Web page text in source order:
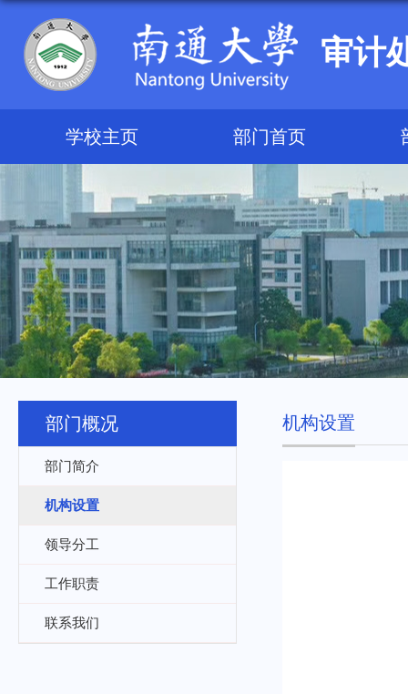
审计
学校主页 部门首页
部门概况
部门简介
机构设置
领导分工
工作职责
联系我们
机构设置